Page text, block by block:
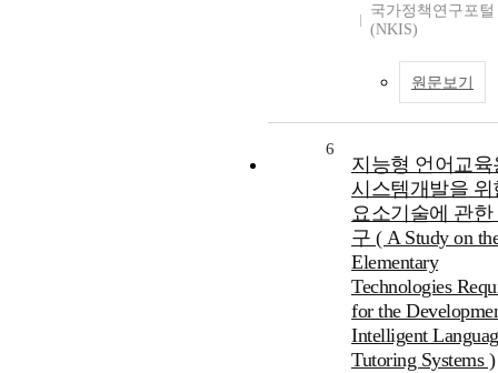
국가정책연구포털
(NKIS)
원문보기
6
지능형 언어교육
시스템개발을 위
요소기술에 관한
구 ( A Study on
Elementary
Technologies
for the
Intelligent
Tutoring Systems )